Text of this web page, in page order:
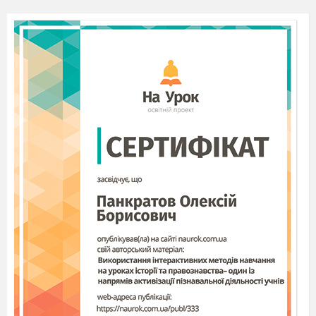
Усталене сповільнення ТЗ на горизонтальній
ділянці дороги буде залежати тільки від
коефіцієнта зчеплення шин з дорогою.
За відсутності експериментальних даних,
коефіцієнт зчеплення шин з дорогою вибирають
залежно від типу та стану опорної поверхні.
Слід зазначити, що коефіцієнт зчеплення залежить
не тільки від стану дороги, але й від конструкції і
властивостей самої шини, ступеня її
спрацьованості.
Усталене сповільнення ТЗ розраховується
за формулою:
j = φ gk
, (2.1)
де φ - коефіцієнт
зчеплення шин з